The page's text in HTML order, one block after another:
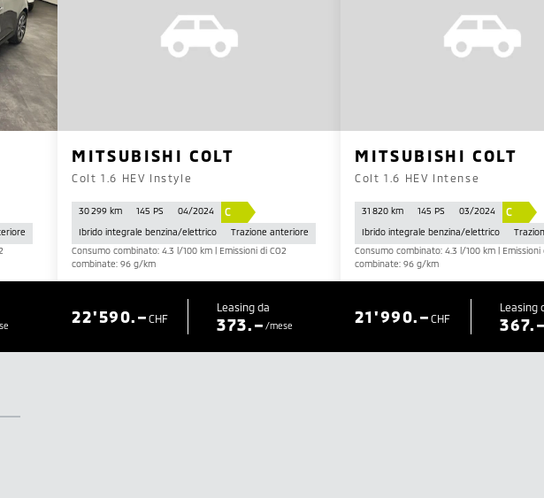
MITSUBISHI COLT
Colt 1.6 HEV Instyle
30 299 km 145 PS 04/2024 C
Ibrido integrale benzina/elettrico
Trazione anteriore
Consumo combinato: 4.3 l/100 km | Emissioni di CO2
combinate: 96 g/km
CHF
22'590.– Leasing da
373.– /mese
MITSUBISHI COLT
Colt 1.6 HEV Intense
31 820 km 145 PS 03/2024 C
Ibrido integrale benzina/elettrico
Consumo combinato: 4.3 l/100 km | Emissioni
combinate: 96 g/km
CHF
21'990.– Leasing